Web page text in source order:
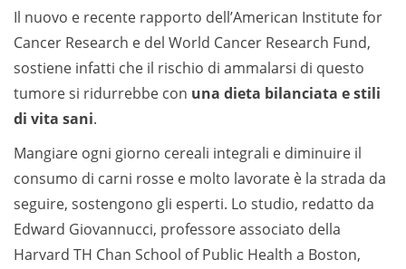
Il nuovo e recente rapporto dell’American Institute for
Cancer Research e del World Cancer Research Fund,
sostiene infatti che il rischio di ammalarsi di questo
tumore si ridurrebbe con una dieta bilanciata e stili
di vita sani.
Mangiare ogni giorno cereali integrali e diminuire il
consumo di carni rosse e molto lavorate è la strada da
seguire, sostengono gli esperti. Lo studio, redatto da
Edward Giovannucci, professore associato della
Harvard TH Chan School of Public Health a Boston,